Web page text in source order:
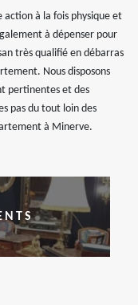
à la fois physique et
à dépenser pour
très qualifié en débarras
Nous disposons
pertinentes et des
pas du tout loin des
à Minerve.